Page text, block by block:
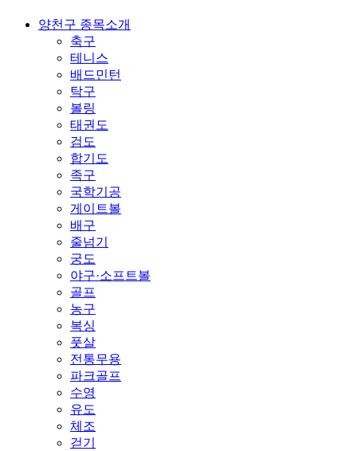
양천구 종목소개
축구
테니스
배드민턴
탁구
볼링
태권도
검도
합기도
족구
국학기공
게이트볼
배구
줄넘기
궁도
야구·소프트볼
골프
농구
복싱
풋살
전통무용
파크골프
수영
유도
체조
걷기